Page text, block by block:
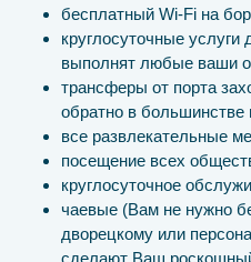
бесплатный Wi-Fi на
круглосуточные услуги
выполнят любые ваши
трансферы от порта
обратно в большинстве
все развлекательные
посещение всех
круглосуточное
чаевые (Вам не нужно
дворецкому или